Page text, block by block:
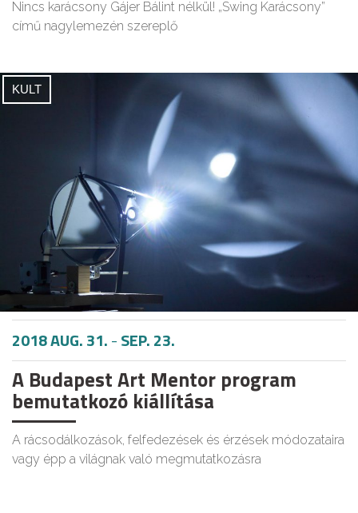
Nincs karácsony Gájer Bálint nélkül! „Swing Karácsony”
című nagylemezén szereplő
KULT
2018 AUG. 31.-SEP. 23.
A Budapest Art Mentor program
bemutatkozó kiállítása
A rácsodálkozások, felfedezések és érzések módozataira
vagy épp a világnak való megmutatkozásra